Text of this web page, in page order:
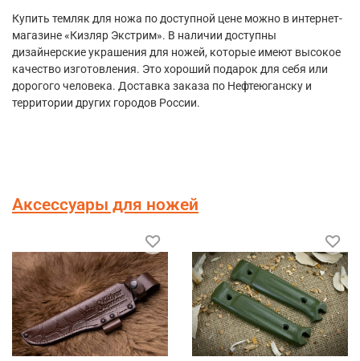
Купить темляк для ножа по доступной цене можно в интернет-
магазине «Кизляр Экстрим». В наличии доступны
дизайнерские украшения для ножей, которые имеют высокое
качество изготовления. Это хороший подарок для себя или
дорогого человека. Доставка заказа по Нефтеюганску и
территории других городов России.
Аксессуары для ножей